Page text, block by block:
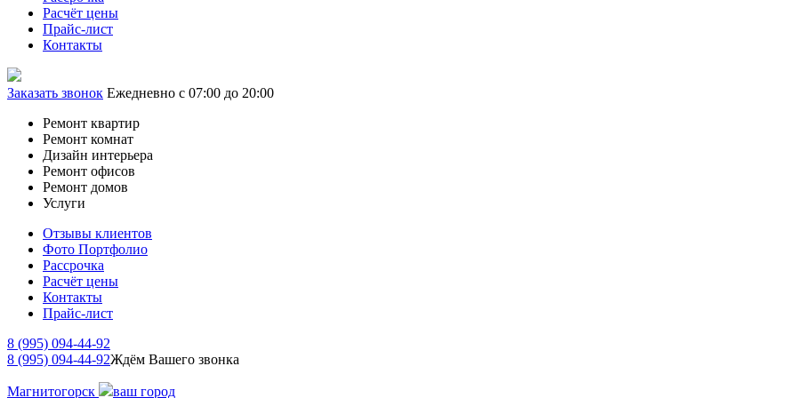
Расчёт цены
Прайс-лист
Контакты
Заказать звонок Ежедневно с 07:00 до 20:00
Ремонт квартир
Ремонт комнат
Дизайн интерьера
Ремонт офисов
Ремонт домов
Услуги
Отзывы клиентов
Фото Портфолио
Рассрочка
Расчёт цены
Контакты
Прайс-лист
8 (995) 094-44-92
8 (995) 094-44-92Ждём Вашего звонка
Магнитогорск ваш город